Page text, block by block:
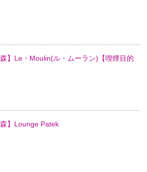
森】Le・Moulin(ル・ムーラン)【喫煙目的
森】Lounge Patek